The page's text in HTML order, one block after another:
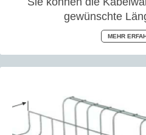
gewünschte
MEHR